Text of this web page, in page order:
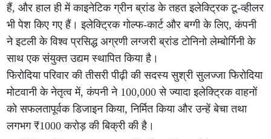
हैं, और हाल ही में काइनेटिक ग्रीन ब्रांड के तहत इलेक्ट्रिक टू-व्हीलर
भी पेश किए गए हैं। इलेक्ट्रिक गोल्फ-कार्ट और बग्गी के लिए, कंपनी
ने इटली के विश्व प्रसिद्ध अग्रणी लग्जरी ब्रांड टोनिनो लेम्बोर्गिनी के
साथ एक संयुक्त उद्यम स्थापित किया है।
फिरोदिया परिवार की तीसरी पीढ़ी की सदस्य सुश्री सुलज्जा फिरोदिया
मोटवानी के नेतृत्व में, कंपनी ने 100,000 से ज्यादा इलेक्ट्रिक वाहनों
को सफलतापूर्वक डिजाइन किया, निर्मित किया और उन्हें बेचा तथा
लगभग ₹1000 करोड़ की बिक्री की है।